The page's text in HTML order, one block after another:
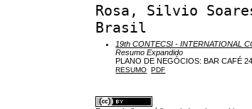
Rosa, Silvio
Brasil
19th CONTECSI - INTERNATIONAL
Resumo Expandido
PLANO DE NEGÓCIOS: BAR CAFÉ
RESUMO PDF